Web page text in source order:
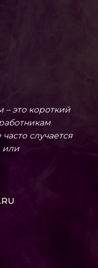
это короткий
случается
или